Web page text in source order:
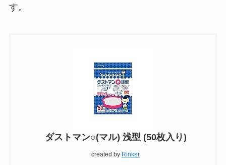
す。
ダストマン○(マル) 浅型 (50枚入り)
created by Rinker